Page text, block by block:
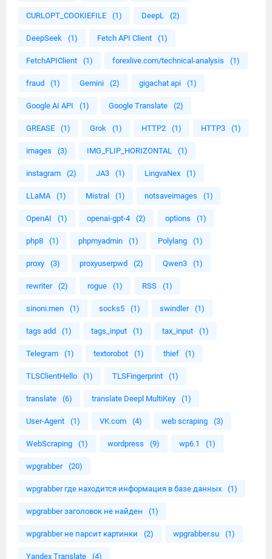
CURLOPT_COOKIEFILE (1) DeepL (2)
DeepSeek (1) Fetch API Client (1)
FetchAPIClient (1) forexlive.com/technical-analysis (1)
fraud (1) Gemini (2) gigachat api (1)
Google AI API (1) Google Translate (2)
GREASE (1) Grok (1) HTTP2 (1) HTTP3 (1)
images (3) IMG_FLIP_HORIZONTAL (1)
instagram (2) JA3 (1) LingvaNex (1)
LLaMA (1) Mistral (1) notsaveimages (1)
OpenAI (1) openai-gpt-4 (2) options (1)
php8 (1) phpmyadmin (1) Polylang (1)
proxy (3) proxyuserpwd (2) Qwen3 (1)
rewriter (2) rogue (1) RSS (1)
sinoni.men (1) socks5 (1) swindler (1)
tags add (1) tags_input (1) tax_input (1)
Telegram (1) textorobot (1) thief (1)
TLSClientHello (1) TLSFingerprint (1)
translate (6) translate Deepl MultiKey (1)
User-Agent (1) VK.com (4) web scraping (3)
WebScraping (1) wordpress (9) wp6.1 (1)
wpgrabber (20)
wpgrabber где находится информация в базе данных (1)
wpgrabber заголовок не найден (1)
wpgrabber не парсит картинки (2) wpgrabber.su (1)
Yandex Translate (4)